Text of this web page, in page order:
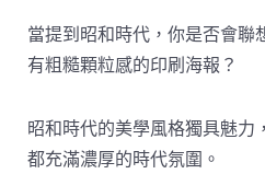
當提到昭和時代，你是否會聯
有粗糙顆粒感的印刷海報？
昭和時代的美學風格獨具魅力
都充滿濃厚的時代氛圍。